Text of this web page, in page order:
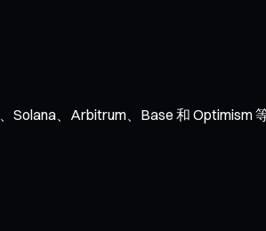
、Arbitrum、Base 和 Optimism